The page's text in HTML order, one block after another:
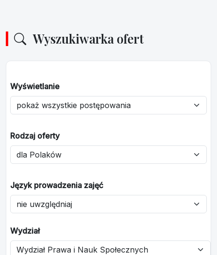
Wyszukiwarka ofert
Wyświetlanie
Rodzaj oferty
Język prowadzenia zajęć
Wydział